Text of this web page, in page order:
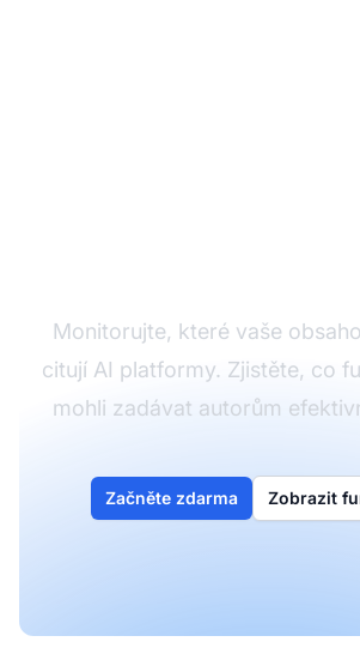
Monitorujte, které vaše
citují AI platformy. Zjistěte, co
mohli zadávat autorům
Začněte zdarma Zobrazit